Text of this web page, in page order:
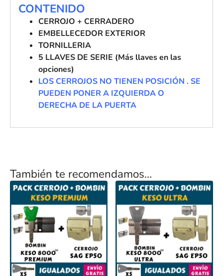
CONTENIDO
CERROJO + CERRADERO
EMBELLECEDOR EXTERIOR
TORNILLERIA
5 LLAVES DE SERIE (Más llaves en las
opciones)
LOS CERROJOS NO TIENEN POSICIÓN . SE
PUEDEN PONER A IZQUIERDA O
DERECHA DE LA PUERTA
También te recomendamos…